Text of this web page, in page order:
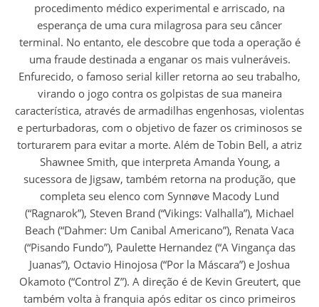
procedimento médico experimental e arriscado, na
esperança de uma cura milagrosa para seu câncer
terminal. No entanto, ele descobre que toda a operação é
uma fraude destinada a enganar os mais vulneráveis.
Enfurecido, o famoso serial killer retorna ao seu trabalho,
virando o jogo contra os golpistas de sua maneira
característica, através de armadilhas engenhosas, violentas
e perturbadoras, com o objetivo de fazer os criminosos se
torturarem para evitar a morte. Além de Tobin Bell, a atriz
Shawnee Smith, que interpreta Amanda Young, a
sucessora de Jigsaw, também retorna na produção, que
completa seu elenco com Synnøve Macody Lund
(“Ragnarok”), Steven Brand (“Vikings: Valhalla”), Michael
Beach (“Dahmer: Um Canibal Americano”), Renata Vaca
(“Pisando Fundo”), Paulette Hernandez (“A Vingança das
Juanas”), Octavio Hinojosa (“Por la Máscara”) e Joshua
Okamoto (“Control Z”). A direção é de Kevin Greutert, que
também volta à franquia após editar os cinco primeiros